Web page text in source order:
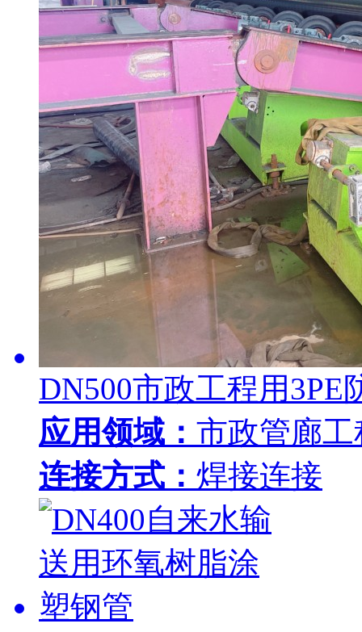
DN500市政工程用3PE
应用领域： 市政管廊工
连接方式： 焊接连接